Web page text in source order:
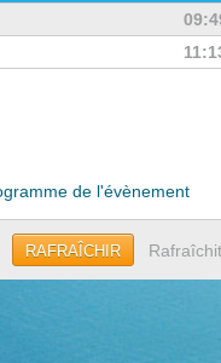
de l'évènement
RAFRAÎCHIR